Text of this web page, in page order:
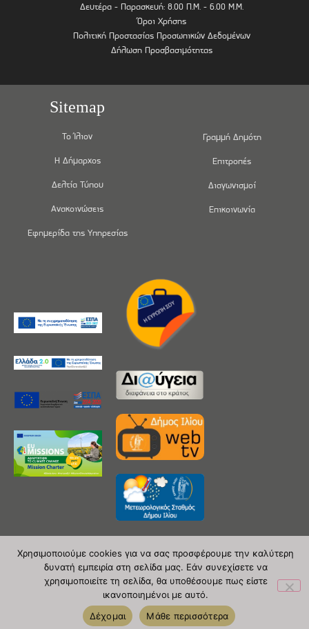
Δευτέρα - Παρασκευή: 8.00 Π.Μ. - 6.00 Μ.Μ.
Όροι Χρήσης
Πολιτική Προστασίας Προσωπικών Δεδομένων
Δήλωση Προσβασιμότητας
Sitemap
Το Ίλιον
Η Δήμαρχος
Δελτία Τύπου
Ανακοινώσεις
Εφημερίδα της Υπηρεσίας
Γραμμή Δημότη
Επιτροπές
Διαγωνισμοί
Επικοινωνία
Copyright 2020 © Δήμος Ιλίου
| powered by Evolutionprojects
Χρησιμοποιούμε cookies για να σας προσφέρουμε την καλύτερη
δυνατή εμπειρία στη σελίδα μας. Εάν συνεχίσετε να
χρησιμοποιείτε τη σελίδα, θα υποθέσουμε πως είστε
ικανοποιημένοι με αυτό.
Δέχομαι
Μάθε περισσότερα